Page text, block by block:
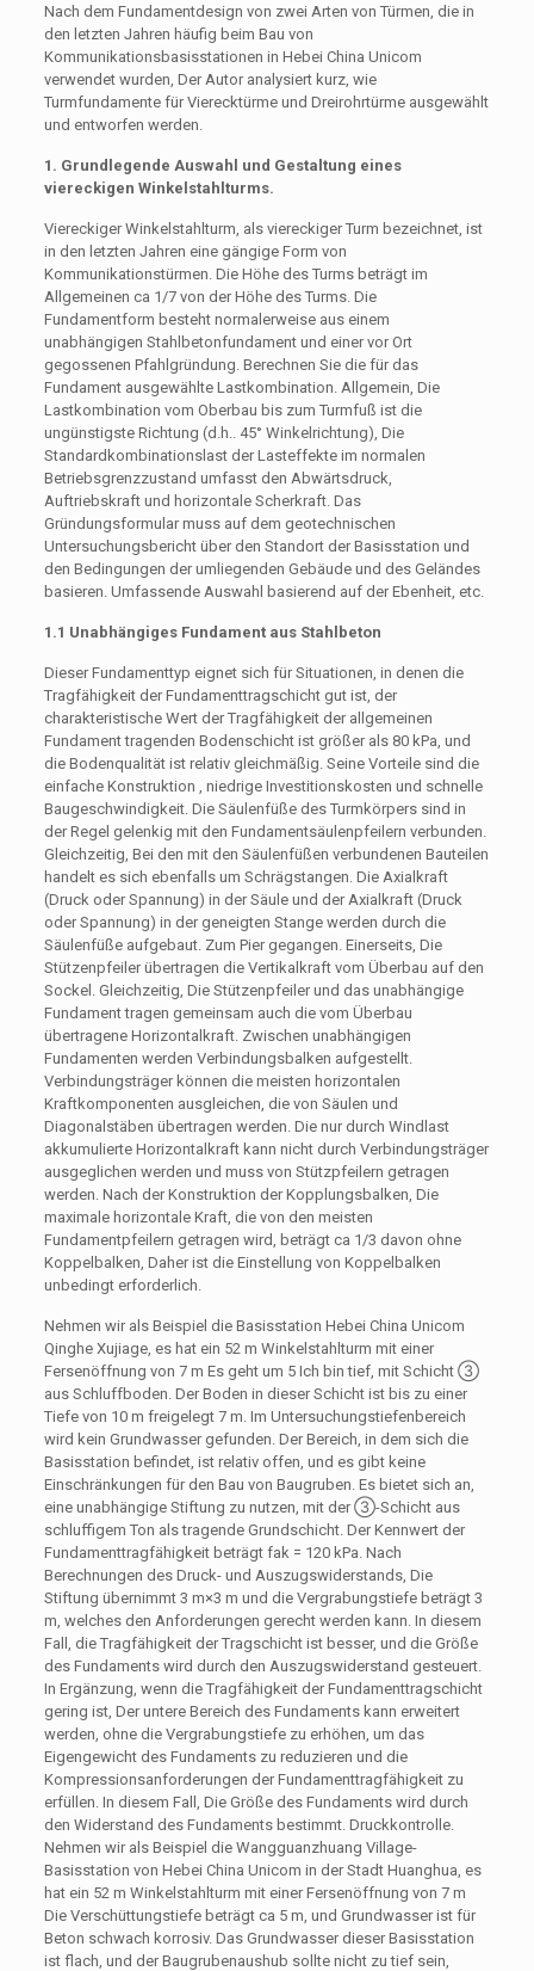
Nach dem Fundamentdesign von zwei Arten von Türmen, die in
den letzten Jahren häufig beim Bau von
Kommunikationsbasisstationen in Hebei China Unicom
verwendet wurden, Der Autor analysiert kurz, wie
Turmfundamente für Vierecktürme und Dreirohrtürme ausgewählt
und entworfen werden.
1. Grundlegende Auswahl und Gestaltung eines
viereckigen Winkelstahlturms.
Viereckiger Winkelstahlturm, als viereckiger Turm bezeichnet, ist
in den letzten Jahren eine gängige Form von
Kommunikationstürmen. Die Höhe des Turms beträgt im
Allgemeinen ca 1/7 von der Höhe des Turms. Die
Fundamentform besteht normalerweise aus einem
unabhängigen Stahlbetonfundament und einer vor Ort
gegossenen Pfahlgründung. Berechnen Sie die für das
Fundament ausgewählte Lastkombination. Allgemein, Die
Lastkombination vom Oberbau bis zum Turmfuß ist die
ungünstigste Richtung (d.h.. 45° Winkelrichtung), Die
Standardkombinationslast der Lasteffekte im normalen
Betriebsgrenzzustand umfasst den Abwärtsdruck,
Auftriebskraft und horizontale Scherkraft. Das
Gründungsformular muss auf dem geotechnischen
Untersuchungsbericht über den Standort der Basisstation und
den Bedingungen der umliegenden Gebäude und des Geländes
basieren. Umfassende Auswahl basierend auf der Ebenheit, etc.
1.1 Unabhängiges Fundament aus Stahlbeton
Dieser Fundamenttyp eignet sich für Situationen, in denen die
Tragfähigkeit der Fundamenttragschicht gut ist, der
charakteristische Wert der Tragfähigkeit der allgemeinen
Fundament tragenden Bodenschicht ist größer als 80 kPa, und
die Bodenqualität ist relativ gleichmäßig. Seine Vorteile sind die
einfache Konstruktion , niedrige Investitionskosten und schnelle
Baugeschwindigkeit. Die Säulenfüße des Turmkörpers sind in
der Regel gelenkig mit den Fundamentsäulenpfeilern verbunden.
Gleichzeitig, Bei den mit den Säulenfüßen verbundenen Bauteilen
handelt es sich ebenfalls um Schrägstangen. Die Axialkraft
(Druck oder Spannung) in der Säule und der Axialkraft (Druck
oder Spannung) in der geneigten Stange werden durch die
Säulenfüße aufgebaut. Zum Pier gegangen. Einerseits, Die
Stützenpfeiler übertragen die Vertikalkraft vom Überbau auf den
Sockel. Gleichzeitig, Die Stützenpfeiler und das unabhängige
Fundament tragen gemeinsam auch die vom Überbau
übertragene Horizontalkraft. Zwischen unabhängigen
Fundamenten werden Verbindungsbalken aufgestellt.
Verbindungsträger können die meisten horizontalen
Kraftkomponenten ausgleichen, die von Säulen und
Diagonalstäben übertragen werden. Die nur durch Windlast
akkumulierte Horizontalkraft kann nicht durch Verbindungsträger
ausgeglichen werden und muss von Stützpfeilern getragen
werden. Nach der Konstruktion der Kopplungsbalken, Die
maximale horizontale Kraft, die von den meisten
Fundamentpfeilern getragen wird, beträgt ca 1/3 davon ohne
Koppelbalken, Daher ist die Einstellung von Koppelbalken
unbedingt erforderlich.
Nehmen wir als Beispiel die Basisstation Hebei China Unicom
Qinghe Xujiage, es hat ein 52 m Winkelstahlturm mit einer
Fersenöffnung von 7 m Es geht um 5 Ich bin tief, mit Schicht ③
aus Schluffboden. Der Boden in dieser Schicht ist bis zu einer
Tiefe von 10 m freigelegt 7 m. Im Untersuchungstiefenbereich
wird kein Grundwasser gefunden. Der Bereich, in dem sich die
Basisstation befindet, ist relativ offen, und es gibt keine
Einschränkungen für den Bau von Baugruben. Es bietet sich an,
eine unabhängige Stiftung zu nutzen, mit der ③-Schicht aus
schluffigem Ton als tragende Grundschicht. Der Kennwert der
Fundamenttragfähigkeit beträgt fak = 120 kPa. Nach
Berechnungen des Druck- und Auszugswiderstands, Die
Stiftung übernimmt 3 m×3 m und die Vergrabungstiefe beträgt 3
m, welches den Anforderungen gerecht werden kann. In diesem
Fall, die Tragfähigkeit der Tragschicht ist besser, und die Größe
des Fundaments wird durch den Auszugswiderstand gesteuert.
In Ergänzung, wenn die Tragfähigkeit der Fundamenttragschicht
gering ist, Der untere Bereich des Fundaments kann erweitert
werden, ohne die Vergrabungstiefe zu erhöhen, um das
Eigengewicht des Fundaments zu reduzieren und die
Kompressionsanforderungen der Fundamenttragfähigkeit zu
erfüllen. In diesem Fall, Die Größe des Fundaments wird durch
den Widerstand des Fundaments bestimmt. Druckkontrolle.
Nehmen wir als Beispiel die Wangguanzhuang Village-
Basisstation von Hebei China Unicom in der Stadt Huanghua, es
hat ein 52 m Winkelstahlturm mit einer Fersenöffnung von 7 m
Die Verschüttungstiefe beträgt ca 5 m, und Grundwasser ist für
Beton schwach korrosiv. Das Grundwasser dieser Basisstation
ist flach, und der Baugrubenaushub sollte nicht zu tief sein,